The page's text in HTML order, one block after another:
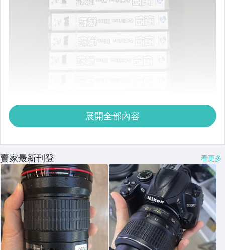
展開全部內容
賣家最新刊登 看更多